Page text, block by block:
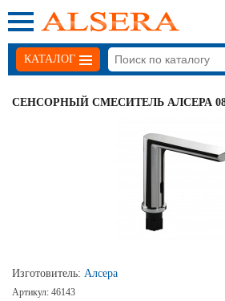
КАТАЛОГ
СЕНСОРНЫЙ СМЕСИТЕЛЬ АЛСЕРА
Изготовитель: Алсера
Артикул: 46143